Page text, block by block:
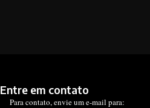
Entre em contato
Para contato, envie um e-mail para: